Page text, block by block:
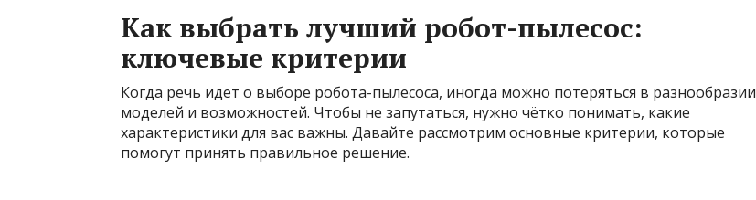
Как выбрать лучший робот-пылесос:
ключевые критерии
Когда речь идет о выборе робота-пылесоса, иногда можно потеряться в разнообразии
моделей и возможностей. Чтобы не запутаться, нужно чётко понимать, какие
характеристики для вас важны. Давайте рассмотрим основные критерии, которые
помогут принять правильное решение.